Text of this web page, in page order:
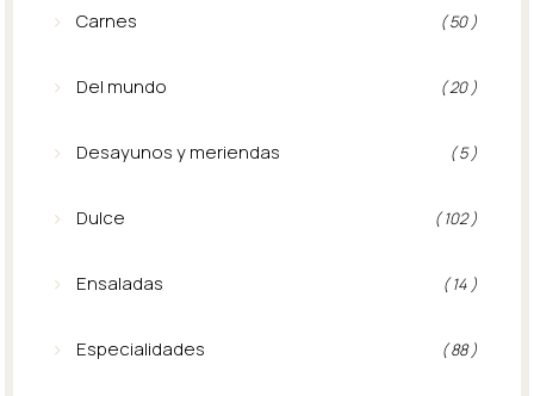
Carnes ( 50 )
Del mundo ( 20 )
Desayunos y meriendas ( 5 )
Dulce ( 102 )
Ensaladas ( 14 )
Especialidades ( 88 )